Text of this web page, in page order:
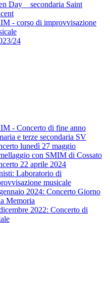
Day _ secondaria Saint
- corso di improvvisazione
24
- Concerto di fine anno
e terze secondaria SV
lunedì 27 maggio
con SMIM di Cossato
22 aprile 2024
Laboratorio di
musicale
2024: Concerto Giorno
Memoria
2022: Concerto di